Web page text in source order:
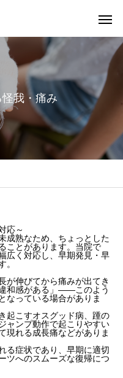
我・痛み
応～
成熟なため、ちょっとした
ことがあります。当院で
広く対応し、早期発見・早
。
が伸びてから痛みが出てき
和感がある」――このよう
なっている場合がありま
起こすオスグッド病、踵の
ャンプ動作で起こりやすい
現れる成長痛などがありま
る症状であり、早期に適切
ツへのスムーズな復帰につ